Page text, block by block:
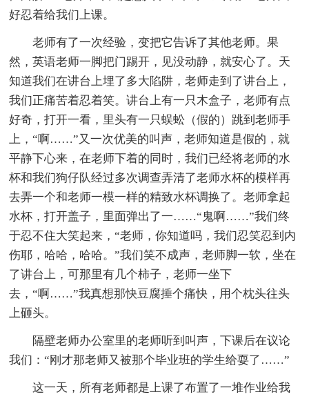
好忍着给我们上课。
老师有了一次经验，变把它告诉了其他老师。果
然，英语老师一脚把门踢开，见没动静，就安心了。天
知道我们在讲台上埋了多大陷阱，老师走到了讲台上，
我们正痛苦着忍着笑。讲台上有一只木盒子，老师有点
好奇，打开一看，里头有一只蜈蚣（假的）跳到老师手
上，“啊……”又一次优美的叫声，老师知道是假的，就
平静下心来，在老师下着的同时，我们已经将老师的水
杯和我们狗仔队经过多次调查弄清了老师水杯的模样再
去弄一个和老师一模一样的精致水杯调换了。老师拿起
水杯，打开盖子，里面弹出了一……“鬼啊……”我们终
于忍不住大笑起来，“老师，你知道吗，我们忍笑忍到内
伤耶，哈哈，哈哈。”我们笑不成声，老师脚一软，坐在
了讲台上，可那里有几个柿子，老师一坐下
去，“啊……”我真想那快豆腐捶个痛快，用个枕头往头
上砸头。
隔壁老师办公室里的老师听到叫声，下课后在议论
我们：“刚才那老师又被那个毕业班的学生给耍了……”
这一天，所有老师都是上课了布置了一堆作业给我